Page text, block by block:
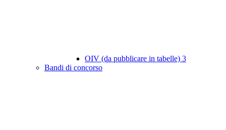
OIV (da pubblicare in tabelle) 3
Bandi di concorso